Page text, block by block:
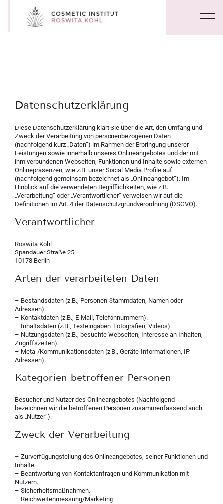
Datenschutzerklärung
Diese Datenschutzerklärung klärt Sie über die Art, den Umfang und
Zweck der Verarbeitung von personenbezogenen Daten
(nachfolgend kurz „Daten“) im Rahmen der Erbringung unserer
Leistungen sowie innerhalb unseres Onlineangebotes und der mit
ihm verbundenen Webseiten, Funktionen und Inhalte sowie externen
Onlinepräsenzen, wie z.B. unser Social Media Profile auf
(nachfolgend gemeinsam bezeichnet als „Onlineangebot“). Im
Hinblick auf die verwendeten Begrifflichkeiten, wie z.B.
„Verarbeitung“ oder „Verantwortlicher“ verweisen wir auf die
Definitionen im Art. 4 der Datenschutzgrundverordnung (DSGVO).
Verantwortlicher
Roswita Kohl
Spandauer Straße 25
10178 Berlin
Arten der verarbeiteten Daten
– Bestandsdaten (z.B., Personen-Stammdaten, Namen oder
Adressen).
– Kontaktdaten (z.B., E-Mail, Telefonnummern).
– Inhaltsdaten (z.B., Texteingaben, Fotografien, Videos).
– Nutzungsdaten (z.B., besuchte Webseiten, Interesse an Inhalten,
Zugriffszeiten).
– Meta-/Kommunikationsdaten (z.B., Geräte-Informationen, IP-
Adressen).
Kategorien betroffener Personen
Besucher und Nutzer des Onlineangebotes (Nachfolgend
bezeichnen wir die betroffenen Personen zusammenfassend auch
als „Nutzer“).
Zweck der Verarbeitung
– Zurverfügungstellung des Onlineangebotes, seiner Funktionen und
Inhalte.
– Beantwortung von Kontaktanfragen und Kommunikation mit
Nutzern.
– Sicherheitsmaßnahmen.
– Reichweitenmessung/Marketing